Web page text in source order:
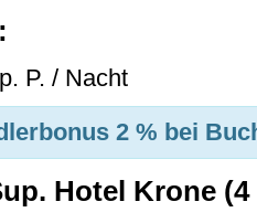
P. / Nacht
2 % bei
Hotel Krone (4